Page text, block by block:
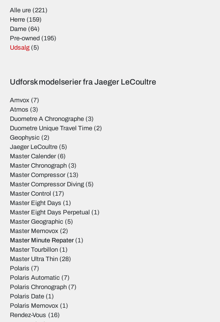
Alle ure (221)
Herre (159)
Dame (64)
Pre-owned (195)
Udsalg (5)
Udforsk modelserier fra Jaeger LeCoultre
Amvox (7)
Atmos (3)
Duometre A Chronographe (3)
Duometre Unique Travel Time (2)
Geophysic (2)
Jaeger LeCoultre (5)
Master Calender (6)
Master Chronograph (3)
Master Compressor (13)
Master Compressor Diving (5)
Master Control (17)
Master Eight Days (1)
Master Eight Days Perpetual (1)
Master Geographic (5)
Master Memovox (2)
Master Minute Repater(1)
Master Tourbillon (1)
Master Ultra Thin (28)
Polaris (7)
Polaris Automatic (7)
Polaris Chronograph (7)
Polaris Date (1)
Polaris Memovox (1)
Rendez-Vous (16)